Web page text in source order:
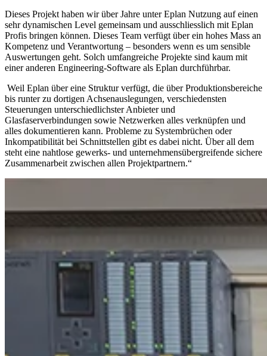
Dieses Projekt haben wir über Jahre unter Eplan Nutzung auf einen
sehr dynamischen Level gemeinsam und ausschliesslich mit Eplan
Profis bringen können. Dieses Team verfügt über ein hohes Mass an
Kompetenz und Verantwortung – besonders wenn es um sensible
Auswertungen geht. Solch umfangreiche Projekte sind kaum mit
einer anderen Engineering-Software als Eplan durchführbar.
Weil Eplan über eine Struktur verfügt, die über Produktionsbereiche
bis runter zu dortigen Achsenauslegungen, verschiedensten
Steuerungen unterschiedlichster Anbieter und
Glasfaserverbindungen sowie Netzwerken alles verknüpfen und
alles dokumentieren kann. Probleme zu Systembrüchen oder
Inkompatibilität bei Schnittstellen gibt es dabei nicht. Über all dem
steht eine nahtlose gewerks- und unternehmensübergreifende sichere
Zusammenarbeit zwischen allen Projektpartnern.“